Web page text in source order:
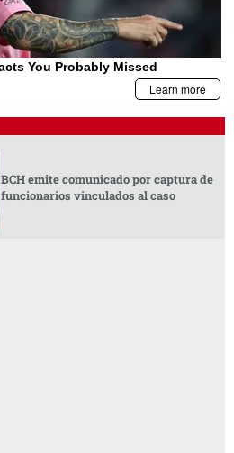
BCH emite comunicado por captura de
funcionarios vinculados al caso